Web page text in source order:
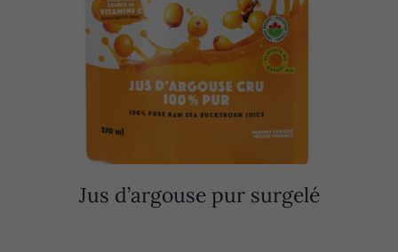
Jus d’argouse pur surgelé